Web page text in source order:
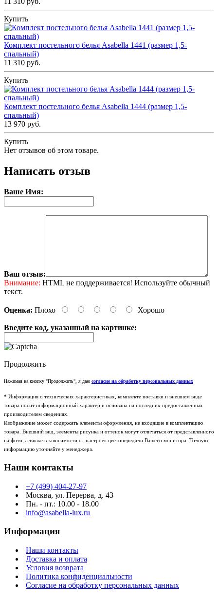
Купить
Комплект постельного белья Asabella 1441 (размер 1,5-
спальный)
11 310 руб.
Купить
Комплект постельного белья Asabella 1444 (размер 1,5-
спальный)
13 970 руб.
Купить
Нет отзывов об этом товаре.
Написать отзыв
Ваше Имя:
Ваш отзыв:
Внимание: HTML не поддерживается! Используйте обычный
текст.
Оценка: Плохо Хорошо
Введите код, указанный на картинке:
Продолжить
Нажимая на кнопку "Продолжить", я даю согласие на обработку персональных данных
* Информация о технических характеристиках, комплекте поставки и внешнем виде
товара носит информационный характер и основана на последних предоставленных
производителем сведениях.
Изображение может содержать элементы оформления, не входящие в комплектацию
товара. Внешний вид, элементы рисунка и оттенок могут отличаться от представленного
на фото, а также в зависимости от настроек цветопередачи Вашего монитора. Точную
информацию уточняйте у менеджера.
Наши контакты
+7 (499) 404-27-97
Москва, ул. Перерва, д. 43
Пн. - пт.: 10.00 - 18.00
info@asabella-lux.ru
Информация
Наши контакты
Доставка и оплата
Условия возврата
Политика конфиденциальности
Согласие на обработку персональных данных